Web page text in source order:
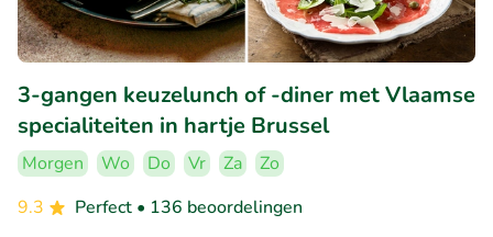
3-gangen keuzelunch of -diner met Vlaamse
specialiteiten in hartje Brussel
Morgen Wo Do Vr Za
Zo
9.3
Perfect • 136 beoordelingen